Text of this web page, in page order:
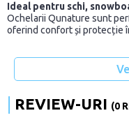
Ideal pentru schi,
Ochelarii Qunature sunt
oferind confort și protecție
REVIEW-URI (0